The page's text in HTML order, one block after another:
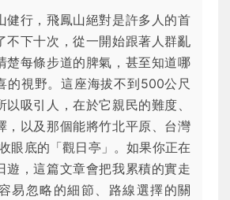
健行，飛鳳山絕對是許多人的首
不下十次，從一開始跟著人群亂
楚每條步道的脾氣，甚至知道哪
的視野。這座海拔不到500公尺
以吸引人，在於它親民的難度、
，以及那個能將竹北平原、台灣
眼底的「觀日亭」。如果你正在
遊，這篇文章會把我累積的實走
易忽略的細節、路線選擇的關